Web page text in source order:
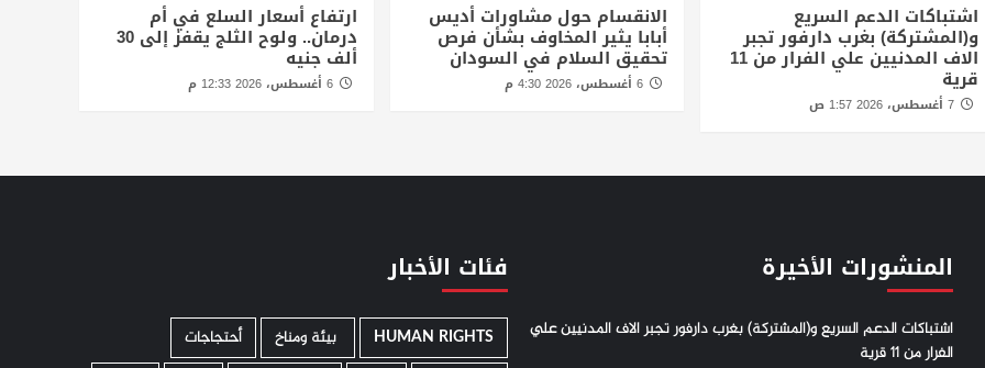
اشتباكات الدعم السريع
و(المشتركة) بغرب دارفور تجبر
الاف المدنيين علي الفرار من 11
قرية
7 أغسطس، 2026 1:57 ص
الانقسام حول مشاورات أديس
أبابا يثير المخاوف بشأن فرص
تحقيق السلام في السودان
ارتفاع أسعار السلع في أم
درمان.. ولوح الثلج يقفز إلى 30
ألف جنيه
6 أغسطس، 2026 12:33 م
المنشورات الأخيرة
اشتباكات الدعم السريع و(المشتركة) بغرب دارفور تجبر الاف المدنيين علي
الفرار من 11 قرية
فئات الأخبار
HUMAN RIGHTS ­ بيئة ومناخ
أحتجاجات